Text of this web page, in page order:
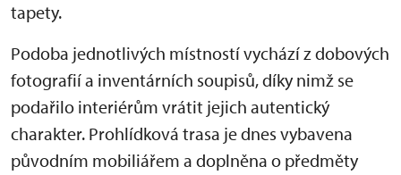
tapety.
Podoba jednotlivých místností vychází z dobových
fotografií a inventárních soupisů, díky nimž se
podařilo interiérům vrátit jejich autentický
charakter. Prohlídková trasa je dnes vybavena
původním mobiliářem a doplněna o předměty